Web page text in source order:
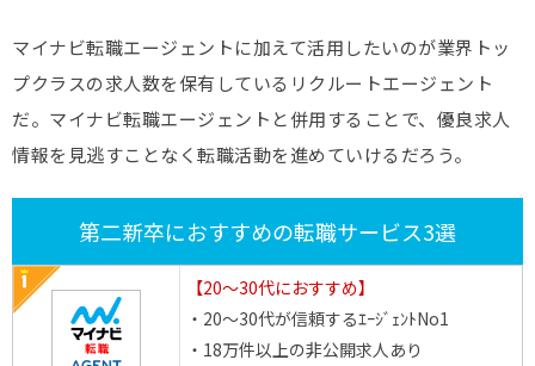
マイナビ転職エージェントに加えて活用したいのが業界トッ
プクラスの求人数を保有しているリクルートエージェント
だ。マイナビ転職エージェントと併用することで、優良求人
情報を見逃すことなく転職活動を進めていけるだろう。
第二新卒におすすめの転職サービス3選
【20～30代におすすめ】
・20～30代が信頼するｴｰｼﾞｪﾝﾄNo1
・18万件以上の非公開求人あり